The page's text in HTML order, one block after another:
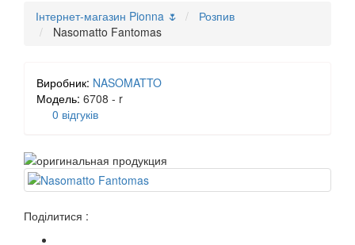
Інтернет-магазин Pionna 🌷
Розпив
Nasomatto Fantomas
Виробник: NASOMATTO
Модель: 6708 - r
0 відгуків
Поділитися :